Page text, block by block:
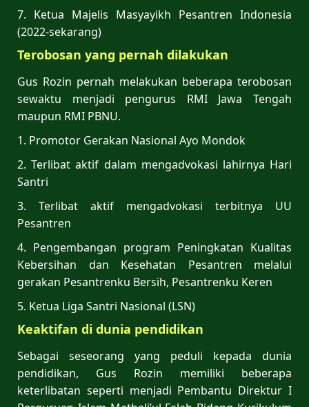
7. Ketua Majelis Masyayikh Pesantren Indonesia
(2022-sekarang)
Terobosan yang pernah dilakukan
Gus Rozin pernah melakukan beberapa terobosan
sewaktu menjadi pengurus RMI Jawa Tengah
maupun RMI PBNU.
1. Promotor Gerakan Nasional Ayo Mondok
2. Terlibat aktif dalam mengadvokasi lahirnya Hari
Santri
3. Terlibat aktif mengadvokasi terbitnya UU
Pesantren
4. Pengembangan program Peningkatan Kualitas
Kebersihan dan Kesehatan Pesantren melalui
gerakan Pesantrenku Bersih, Pesantrenku Keren
5. Ketua Liga Santri Nasional (LSN)
Keaktifan di dunia pendidikan
Sebagai seseorang yang peduli kepada dunia
pendidikan, Gus Rozin memiliki beberapa
keterlibatan seperti menjadi Pembantu Direktur I